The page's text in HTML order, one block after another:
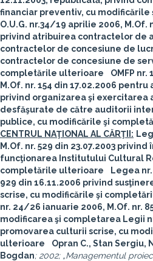
financiar preventiv, cu
O.U.G. nr.34/19 aprilie 2006, M.Of.
privind atribuirea contractelor de
contractelor de concesiune de
contractelor de concesiune de
completările ulterioare
OMFP
M.Of. nr. 154 din 17.02.2006
privind organizarea şi exercitarea
desfăşurate de către auditorii
publice, cu modificările şi
CENTRUL NAŢIONAL AL CĂRŢII:
M.Of. nr. 529 din 23.07.2003
funcţionarea Institutului Cultural
completările ulterioare
Legea
929 din 16.11.2006 privind
scrise, cu modificările şi
nr. 24/26 ianuarie 2006, M.Of. nr.
modificarea şi completarea Legii
promovarea culturii scrise, cu
ulterioare
Opran C., Stan Sergiu,
Bogdan; 2002; „Managementul